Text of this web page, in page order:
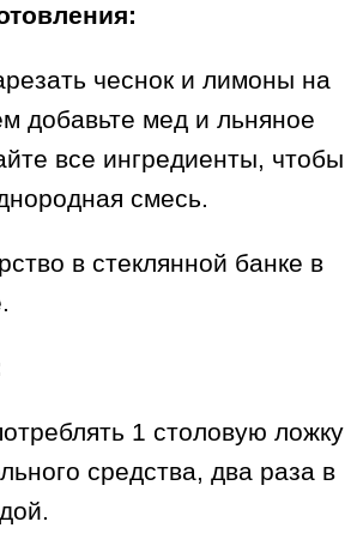
чеснок и лимоны на
добавьте мед и льняное
все ингредиенты, чтобы
смесь.
в стеклянной банке в
1 столовую ложку
средства, два раза в